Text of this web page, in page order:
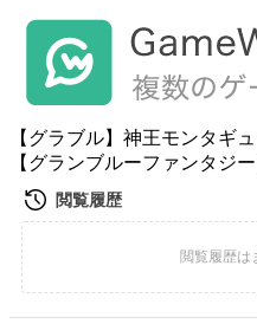
【グラブル】神王モンタギ
【グランブルーファンタジー